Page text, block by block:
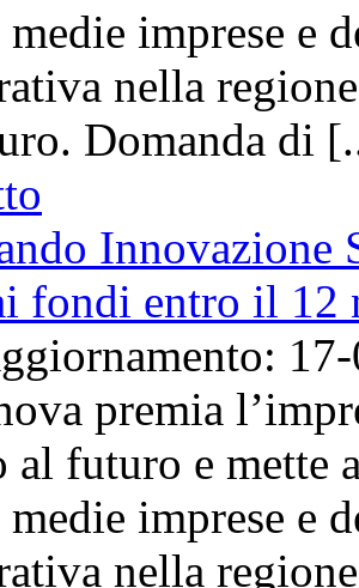
imprese e
nella
Domanda di
Innovazione
fondi entro il 12
premia
al futuro e mette
imprese e
nella